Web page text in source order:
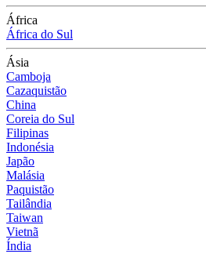
África
África do Sul
Ásia
Camboja
Cazaquistão
China
Coreia do Sul
Filipinas
Indonésia
Japão
Malásia
Paquistão
Tailândia
Taiwan
Vietnã
Índia